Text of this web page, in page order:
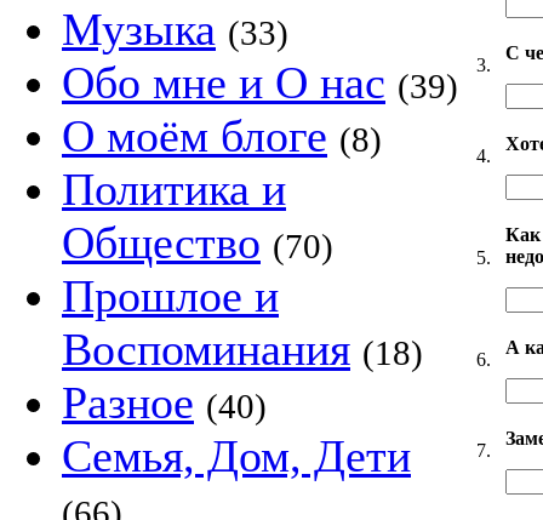
Музыка (33)
Обо мне и О нас (39)
О моём блоге (8)
Политика и
Общество (70)
Прошлое и
Воспоминания (18)
Разное (40)
Семья, Дом, Дети
3.
С
4.
5.
Как
6.
А
7.